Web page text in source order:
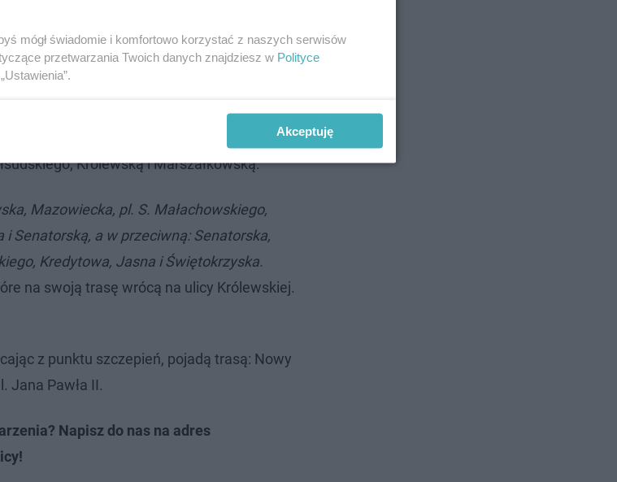
w nim centrum reportażu
dojadą ulicami Marszałkowską i Królewską, a w
Królewską i Marszałkowską.
Mazowiecka, pl. S. Małachowskiego,
i Senatorską, a w przeciwną: Senatorska,
Kredytowa, Jasna i Świętokrzyska.
na swoją trasę wrócą na ulicy Królewskiej.
z punktu szczepień, pojadą trasą: Nowy
Jana Pawła II.
Napisz do nas na adres
mógł świadomie i komfortowo korzystać z naszych serwisów
przetwarzania Twoich danych znajdziesz w Polityce
Akceptuję